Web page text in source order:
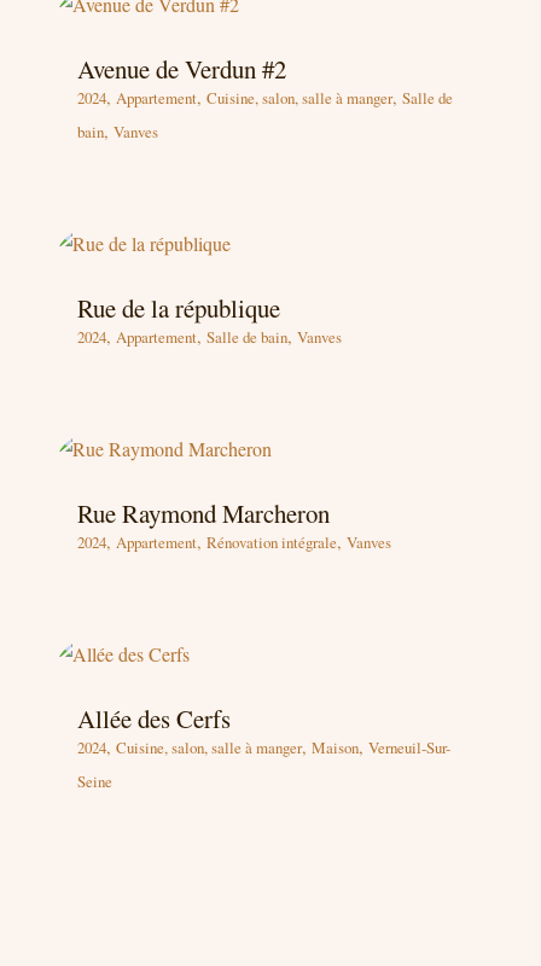
Avenue de Verdun #2
2024, Appartement, Cuisine, salon, salle à manger, Salle de
bain, Vanves
Rue de la république
2024, Appartement, Salle de bain, Vanves
Rue Raymond Marcheron
2024, Appartement, Rénovation intégrale, Vanves
Allée des Cerfs
2024, Cuisine, salon, salle à manger, Maison, Verneuil-Sur-
Seine